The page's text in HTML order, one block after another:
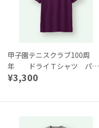
甲子園テニスクラブ100周
年 ドライＴシャツ パー
プル
¥3,300